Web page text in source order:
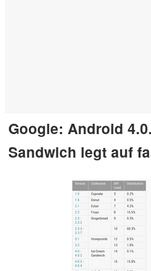
Google: Android
Sandwich legt auf